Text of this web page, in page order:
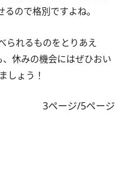
ので格別ですよね。
られるものをとりあえ
休みの機会にはぜひおい
しょう！
3ページ/5ページ